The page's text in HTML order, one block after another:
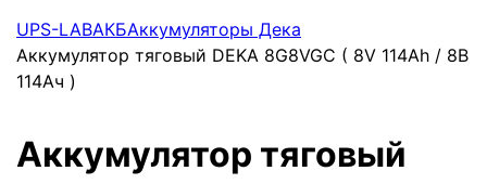
UPS-LABАКБАккумуляторы Дека
Аккумулятор тяговый DEKA 8G8VGC ( 8V 114Ah / 8В
114Ач )
Аккумулятор тяговый